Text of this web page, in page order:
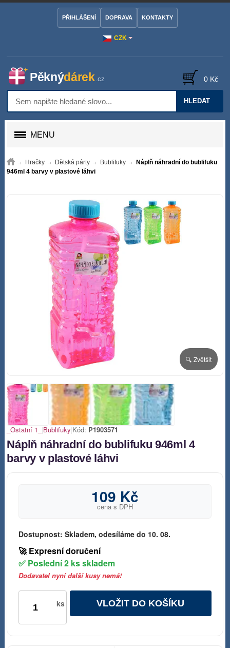
CZK
PŘIHLÁŠENÍ DOPRAVA KONTAKTY
HLEDAT
0 Kč
MENU
Hračky Dětská párty Bublifuky
Náplň náhradní do bublifuku
946ml 4 barvy v plastové láhvi
🔍 Zvětšit
_Ostatní 1_ |Bublifuky|Kód: P1903571
Náplň náhradní do bublifuku 946ml 4
barvy v plastové láhvi
109 Kč
cena s DPH
Dostupnost: Skladem, odesíláme do 10. 08.
🚀 Expresní doručení
✅ Poslední 2 ks skladem
Dodavatel nyní další kusy nemá!
ks VLOŽIT DO KOŠÍKU